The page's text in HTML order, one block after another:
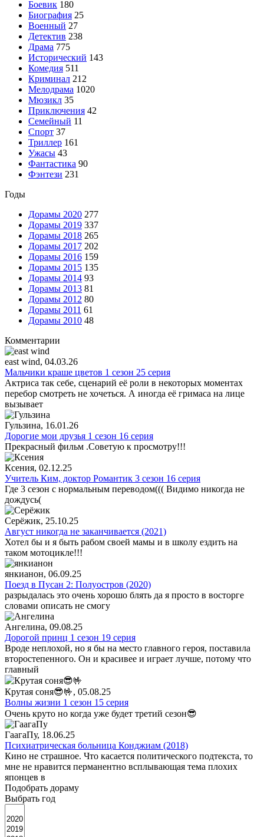
Боевик 180
Биография 25
Военный 27
Детектив 238
Драма 775
Исторический 143
Комедия 511
Криминал 212
Мелодрама 1020
Мюзикл 35
Приключения 42
Семейный 11
Спорт 37
Триллер 161
Ужасы 43
Фантастика 90
Фэнтези 231
Годы
Дорамы 2020 277
Дорамы 2019 337
Дорамы 2018 265
Дорамы 2017 202
Дорамы 2016 159
Дорамы 2015 135
Дорамы 2014 93
Дорамы 2013 81
Дорамы 2012 80
Дорамы 2011 61
Дорамы 2010 48
Комментарии
east wind, 04.03.26
Мальчики краше цветов 1 сезон 25 серия
Актриса так себе, сценарий её роли в некоторых моментах
перебор смотреть не хочеться. А иногда её гримаса на лице
вызывает
Гульзина, 16.01.26
Дорогие мои друзья 1 сезон 16 серия
Прекрасный фильм .Советую к просмотру!!!
Ксения, 02.12.25
Учитель Ким, доктор Романтик 3 сезон 16 серия
Где 3 сезон с нормальным переводом((( Видимо никогда не
дождусь(
Серёжик, 25.10.25
Август никогда не заканчивается (2021)
Хотел бы и я быть рабом своей мамы и в школу ездить на
таком мотоцикле!!!
янкианон, 06.09.25
Поезд в Пусан 2: Полуостров (2020)
разрыдалась это очень хорошо блять да я просто в восторге
словами описать не смогу
Ангелина, 09.08.25
Дорогой принц 1 сезон 19 серия
Вроде неплохой, но я бы на место главного героя, поставила
второстепенного. Он и красивее и играет лучше, потому что
главный
Крутая соня😎🤟, 05.08.25
Волны жизни 1 сезон 15 серия
Очень круто но когда уже будет третий сезон😎
ГаагаПу, 18.06.25
Психиатрическая больница Конджиам (2018)
Кино не страшное. Что касается политического подтекста, то
мне не нравится перманентно всплывающая тема плохих
японцев в
Подобрать дораму
Выбрать год